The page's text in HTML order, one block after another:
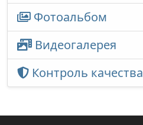
Фотоальбом
Видеогалерея
Контроль качества